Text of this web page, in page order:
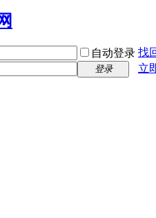
自动登录 找
登录
立